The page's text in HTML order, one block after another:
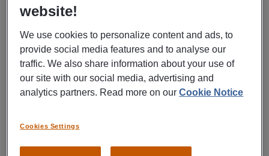
och roller inom akademiska yrken.
publicering i Varbi, kandidatadministration, urval,
intervjuer, referenstagning och avslut av
rekryteringsärenden. Arbetet sker i nära samarbete
med rekryterande chefer och utgår från en
kompetensbaserad och rättssäker rekryteringsmetodik.
Din profil
Flerårig erfarenhet av kompetensbaserad
website!
We use cookies to personalize content and ads, to
provide social media features and to analyse our
traffic. We also share information about your use of
our site with our social media, advertising and
analytics partners. Read more on ourCookie Notice
Cookies Settings